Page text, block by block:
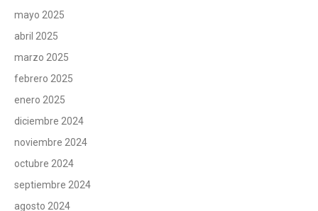
mayo 2025
abril 2025
marzo 2025
febrero 2025
enero 2025
diciembre 2024
noviembre 2024
octubre 2024
septiembre 2024
agosto 2024